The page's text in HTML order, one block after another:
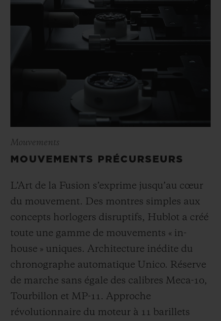
Mouvements
MOUVEMENTS PRÉCURSEURS
L’Art de la Fusion s’exprime jusqu’au cœur
du mouvement. Des montres simples aux
concepts horlogers disruptifs, Hublot a créé
toute une gamme de mouvements « in-
house » uniques. Architecture inédite du
chronographe automatique Unico. Réserve
de marche sans égale des calibres Meca-10,
Tourbillon et MP-11. Approche
révolutionnaire du moteur à 11 barillets